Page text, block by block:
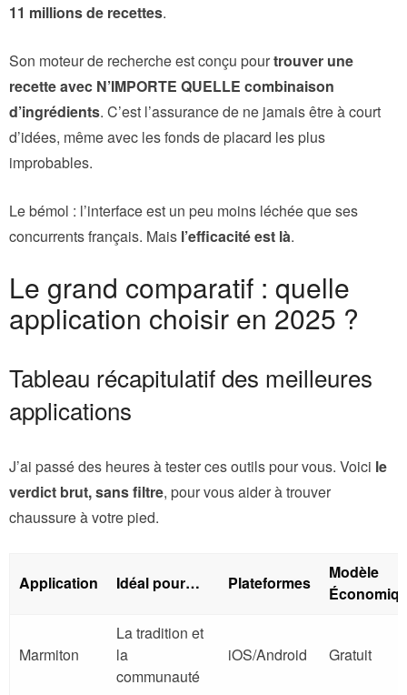
11 millions de recettes.
Son moteur de recherche est conçu pourtrouver une
recette avec N’IMPORTE QUELLE combinaison
d’ingrédients. C’est l’assurance de ne jamais être à court
d’idées, même avec les fonds de placard les plus
improbables.
Le bémol : l’interface est un peu moins léchée que ses
concurrents français. Mais l’efficacité est là.
Le grand comparatif : quelle
application choisir en 2025 ?
Tableau récapitulatif des meilleures
applications
J’ai passé des heures à tester ces outils pour vous. Voici le
verdict brut, sans filtre, pour vous aider à trouver
chaussure à votre pied.
Application Idéal pour… Plateformes
Modèle
Marmiton
La tradition et
la
communauté
iOS/Android Gratuit